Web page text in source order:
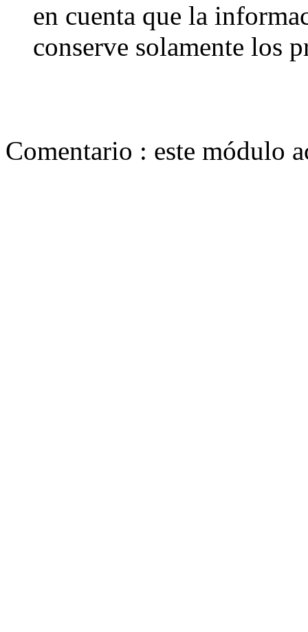
en cuenta que la
conserve solamente los
Comentario : este módulo